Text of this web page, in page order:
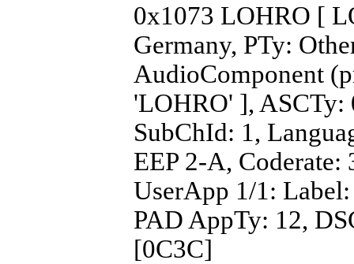
0x1073 LOHRO [
Germany, PTy:
AudioComponent
'LOHRO' ],
SubChId: 1,
EEP 2-A,
UserApp 1/1:
PAD AppTy: 12,
[0C3C]